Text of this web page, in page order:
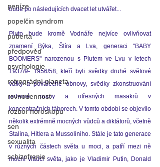
peníze
popelčin syndrom
puberta
předpověď
psychologie
retrográdní planeta
rovnodennost
rozbor horoskopu
sen
sexualita
schizofrenie
bude po následujících dvacet let utvářet...
Pluto bude kromě Vodnáře nejvíce ovlivňovat
znamení Býka, Štíra a Lva, generaci "BABY
BOOMERS" narozenou s Plutem ve Lvu v letech
1937/9- 1956/58, kteří byli svědky druhé světové
války a poválečné obnovy, svědky zkonstruování
jaderné pumy a otřesných masakrů v
koncentračních táborech. V tomto období se objevilo
několik extrémně mocných vůdců a diktátorů, včetně
Stalina, Hitlera a Mussoliniho. Stále je tato generace
v různých částech světa u moci, a patří mezi ně
mocní vládci světa, jako je Vladimir Putin, Donald